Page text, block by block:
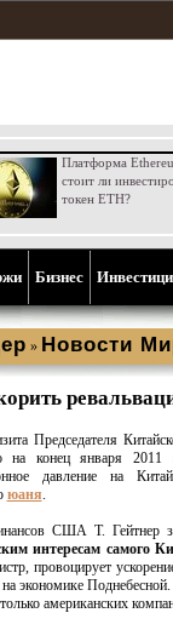
Платформа
стоит ли
токен ETH?
Бизнес
» Новости
Председателя
на конец января 2011
давление на
юаня.
США Т. Гейтнер
интересам самого
провоцирует
на экономике
американских